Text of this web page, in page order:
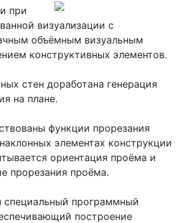
при
визуализации с
объёмным визуальным
конструктивных элементов.
стен доработана генерация
на плане.
функции прорезания
элементах конструкции
ориентация проёма и
прорезания проёма.
специальный программный
построение